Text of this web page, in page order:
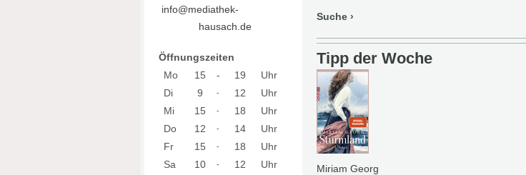
info@mediathek-
hausach.de
Öffnungszeiten
Mo
15 - 19
Uhr
Di
9 - 12
Uhr
Mi
15 - 18
Uhr
Do
12 - 14
Uhr
Fr
15 - 18
Uhr
Sa
10 - 12 Uhr
Suche
Tipp der Woche
Miriam Georg